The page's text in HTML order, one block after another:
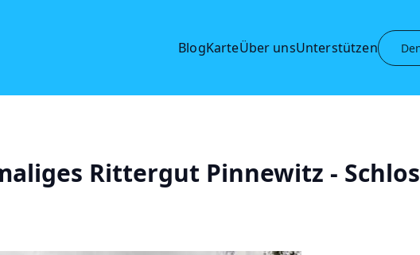
BlogKarteÜber unsUnterstützen
Rittergut Pinnewitz -